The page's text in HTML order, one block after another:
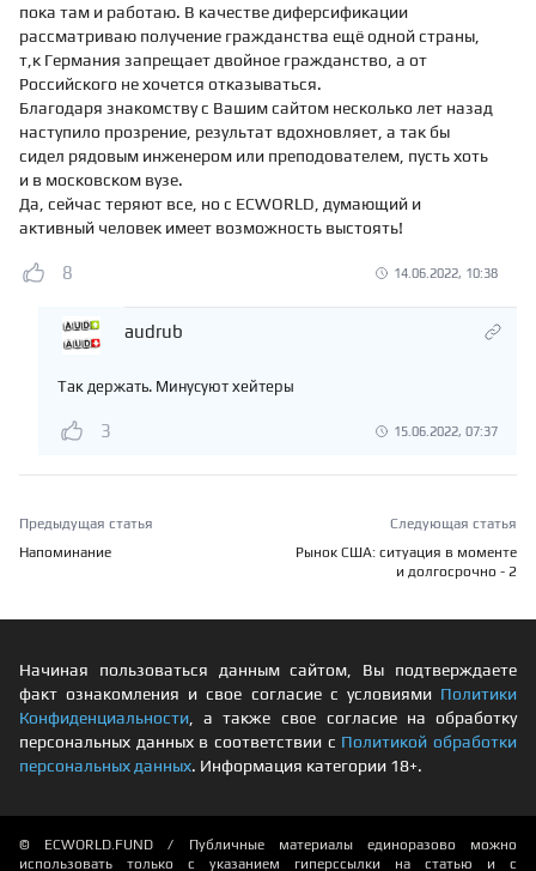
пока там и работаю. В качестве диферсификации
рассматриваю получение гражданства ещё одной страны,
т,к Германия запрещает двойное гражданство, а от
Российского не хочется отказываться.
Благодаря знакомству с Вашим сайтом несколько лет назад
наступило прозрение, результат вдохновляет, а так бы
сидел рядовым инженером или преподователем, пусть хоть
и в московском вузе.
Да, сейчас теряют все, но с ECWORLD, думающий и
активный человек имеет возможность выстоять!
8 14.06.2022, 10:38
audrub
Так держать. Минусуют хейтеры
3 15.06.2022, 07:37
Предыдущая статья
Напоминание
Следующая статья
Рынок США: ситуация в моменте
и долгосрочно - 2
Начиная пользоваться данным сайтом, Вы подтверждаете
факт ознакомления и свое согласие с условиями Политики
Конфиденциальности, а также свое согласие на обработку
персональных данных в соответствии с Политикой обработки
персональных данных. Информация категории 18+.
© ECWORLD.FUND / Публичные материалы единоразово можно
использовать только с указанием гиперссылки на статью и с